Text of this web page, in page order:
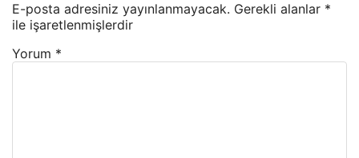
E-posta adresiniz yayınlanmayacak. Gerekli alanlar *
ile işaretlenmişlerdir
Yorum *